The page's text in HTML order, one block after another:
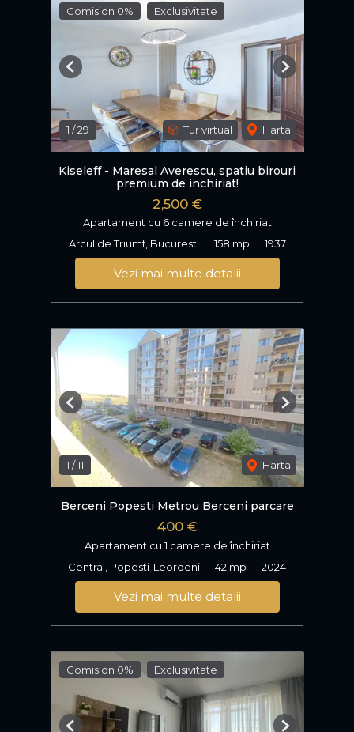
Comision 0% Exclusivitate
1 /29 Tur virtual Harta
Previous Next
Kiseleff - Maresal Averescu, spatiu birouri
premium de inchiriat!
2,500 €
Apartament cu 6 camere de închiriat
Arcul de Triumf, Bucuresti
158 mp 1937
Vezi mai multe detalii
1 /11 Harta
Previous Next
Berceni Popesti Metrou Berceni parcare
400 €
Apartament cu 1 camere de închiriat
Central, Popesti-Leordeni
42 mp 2024
Vezi mai multe detalii
Comision 0% Exclusivitate